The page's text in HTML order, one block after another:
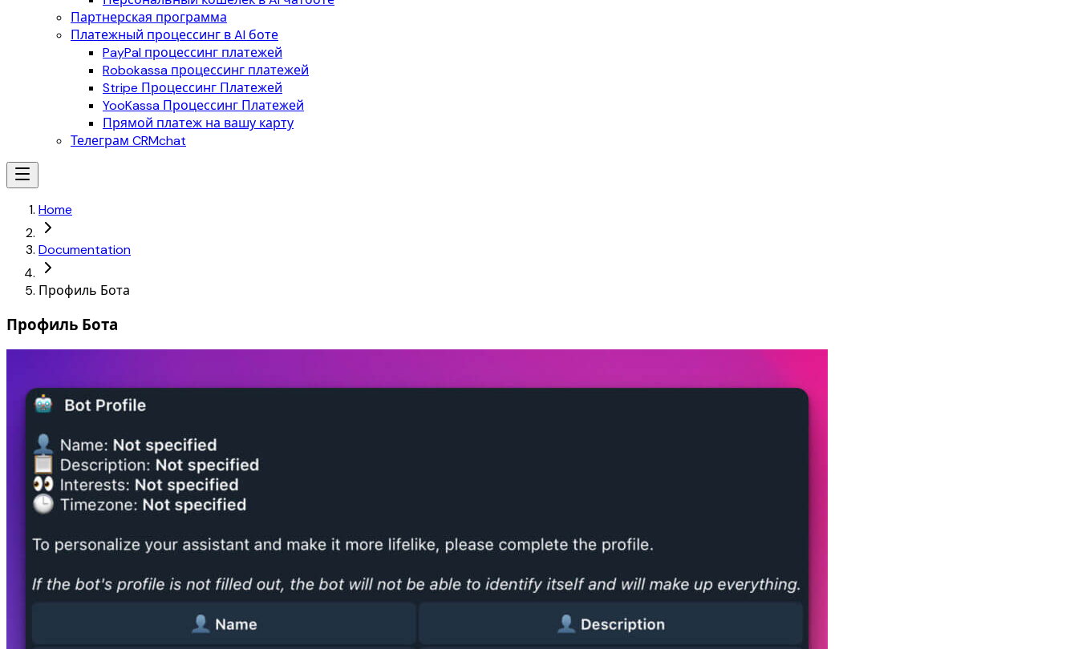
Партнерская программа
Платежный процессинг в AI боте
PayPal процессинг платежей
Robokassa процессинг платежей
Stripe Процессинг Платежей
YooKassa Процессинг Платежей
Прямой платеж на вашу карту
Телеграм CRMchat
Home
Documentation
Профиль Бота
Профиль Бота